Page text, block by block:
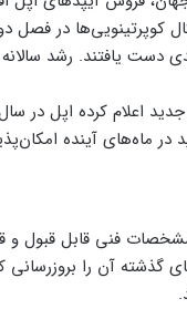
در ماه‌های آینده
مشخصات فنی قابل قبول و
گذشته آن را